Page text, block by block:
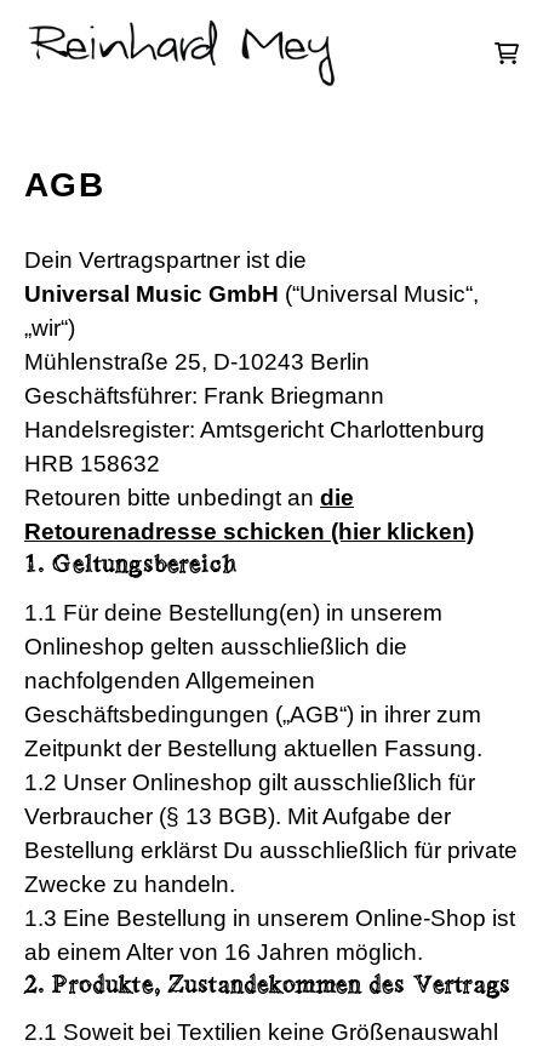
AGB
Dein Vertragspartner ist die
Universal Music GmbH (“Universal Music“,
„wir“)
Mühlenstraße 25, D-10243 Berlin
Geschäftsführer: Frank Briegmann
Handelsregister: Amtsgericht Charlottenburg
HRB 158632
Retouren bitte unbedingt an die
Retourenadresse schicken (hier klicken)
1. Geltungsbereich
1.1 Für deine Bestellung(en) in unserem
Onlineshop gelten ausschließlich die
nachfolgenden Allgemeinen
Geschäftsbedingungen („AGB“) in ihrer zum
Zeitpunkt der Bestellung aktuellen Fassung.
1.2 Unser Onlineshop gilt ausschließlich für
Verbraucher (§ 13 BGB). Mit Aufgabe der
Bestellung erklärst Du ausschließlich für private
Zwecke zu handeln.
1.3 Eine Bestellung in unserem Online-Shop ist
ab einem Alter von 16 Jahren möglich.
2. Produkte, Zustandekommen des Vertrags
2.1 Soweit bei Textilien keine Größenauswahl